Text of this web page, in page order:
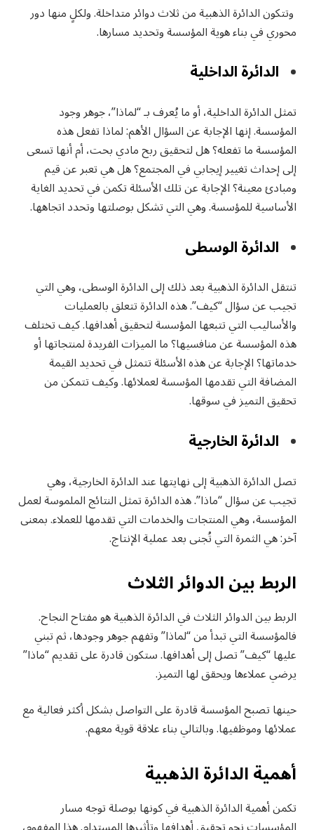
وتتكون الدائرة الذهبية من ثلاث دوائر متداخلة. ولكلٍ منها دور
محوري في بناء هوية المؤسسة وتحديد مسارها.
الدائرة الداخلية
تمثل الدائرة الداخلية، أو ما يُعرف بـ “لماذا”، جوهر وجود
المؤسسة. إنها الإجابة عن السؤال الأهم: لماذا تفعل هذه
المؤسسة ما تفعله؟ هل لتحقيق ربح مادي بحت، أم أنها تسعى
إلى إحداث تغيير إيجابي في المجتمع؟ هل هي تعبر عن قيم
ومبادئ معينة؟ الإجابة عن تلك الأسئلة تكمن في تحديد الغاية
الأساسية للمؤسسة. وهي التي تشكل بوصلتها وتحدد اتجاهها.
الدائرة الوسطى
تنتقل الدائرة الذهبية بعد ذلك إلى الدائرة الوسطى، وهي التي
تجيب عن سؤال “كيف”. هذه الدائرة تتعلق بالعمليات
والأساليب التي تتبعها المؤسسة لتحقيق أهدافها. كيف تختلف
هذه المؤسسة عن منافسيها؟ ما الميزات الفريدة لمنتجاتها أو
خدماتها؟ الإجابة عن هذه الأسئلة تتمثل في تحديد القيمة
المضافة التي تقدمها المؤسسة لعملائها. وكيف تتمكن من
تحقيق التميز في سوقها.
الدائرة الخارجية
تصل الدائرة الذهبية إلى نهايتها عند الدائرة الخارجية، وهي
تجيب عن سؤال “ماذا”. هذه الدائرة تمثل النتائج الملموسة لعمل
المؤسسة، وهي المنتجات والخدمات التي تقدمها للعملاء. بمعنى
آخر: هي الثمرة التي تُجنى بعد عملية الإنتاج.
الربط بين الدوائر الثلاث
الربط بين الدوائر الثلاث في الدائرة الذهبية هو مفتاح النجاح.
فالمؤسسة التي تبدأ من “لماذا” وتفهم جوهر وجودها، ثم تبني
عليها “كيف” تصل إلى أهدافها. ستكون قادرة على تقديم “ماذا”
يرضي عملاءها ويحقق لها التميز.
حينها تصبح المؤسسة قادرة على التواصل بشكل أكثر فعالية مع
عملائها وموظفيها. وبالتالي بناء علاقة قوية معهم.
أهمية الدائرة الذهبية
تكمن أهمية الدائرة الذهبية في كونها بوصلة توجه مسار